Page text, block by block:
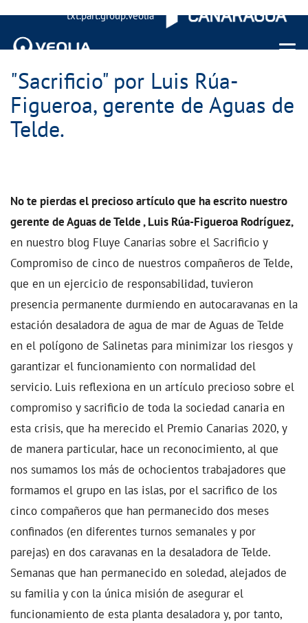
txt.part.group.veolia
Menu
"Sacrificio" por Luis Rúa-
Figueroa, gerente de Aguas de
Telde.
No te pierdas el precioso artículo que ha escrito nuestro
gerente de Aguas de Telde , Luis Rúa-Figueroa Rodríguez,
en nuestro blog Fluye Canarias sobre el Sacrificio y
Compromiso de cinco de nuestros compañeros de Telde,
que en un ejercicio de responsabilidad, tuvieron
presencia permanente durmiendo en autocaravanas en la
estación desaladora de agua de mar de Aguas de Telde
en el polígono de Salinetas para minimizar los riesgos y
garantizar el funcionamiento con normalidad del
servicio. Luis reflexiona en un artículo precioso sobre el
compromiso y sacrificio de toda la sociedad canaria en
esta crisis, que ha merecido el Premio Canarias 2020, y
de manera particular, hace un reconocimiento, al que
nos sumamos los más de ochocientos trabajadores que
formamos el grupo en las islas, por el sacrifico de los
cinco compañeros que han permanecido dos meses
confinados (en diferentes turnos semanales y por
parejas) en dos caravanas en la desaladora de Telde.
Semanas que han permanecido en soledad, alejados de
su familia y con la única misión de asegurar el
funcionamiento de esta planta desaladora y, por tanto,